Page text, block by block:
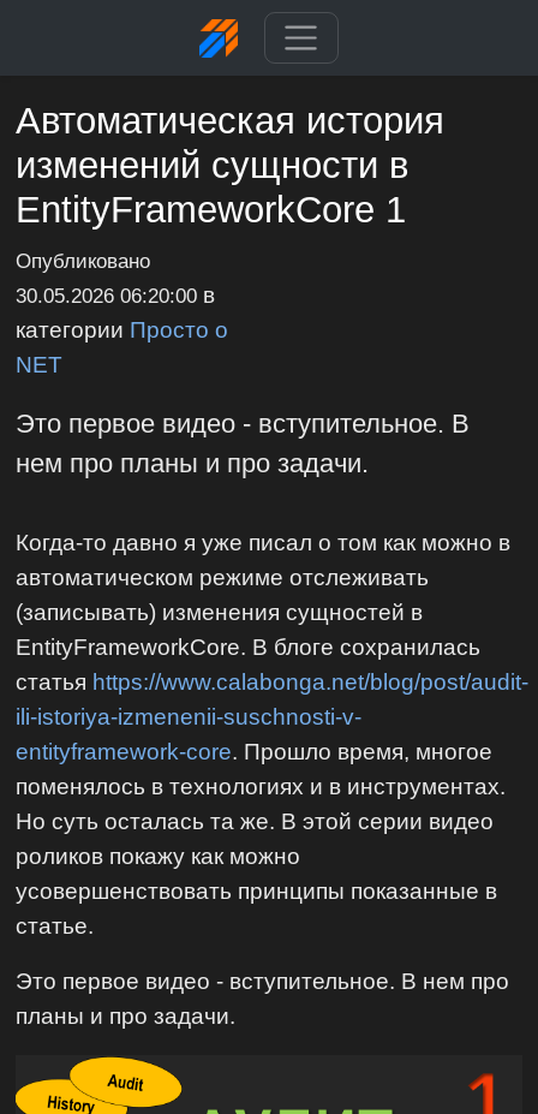
Автоматическая история
изменений сущности в
EntityFrameworkCore 1
Опубликовано
30.05.2026 06:20:00 в
категории Просто о
NET
Это первое видео - вступительное. В
нем про планы и про задачи.
Когда-то давно я уже писал о том как можно в
автоматическом режиме отслеживать
(записывать) изменения сущностей в
EntityFrameworkCore. В блоге сохранилась
статья https://www.calabonga.net/blog/post/audit-
ili-istoriya-izmenenii-suschnosti-v-
entityframework-core. Прошло время, многое
поменялось в технологиях и в инструментах.
Но суть осталась та же. В этой серии видео
роликов покажу как можно
усовершенствовать принципы показанные в
статье.
Это первое видео - вступительное. В нем про
планы и про задачи.